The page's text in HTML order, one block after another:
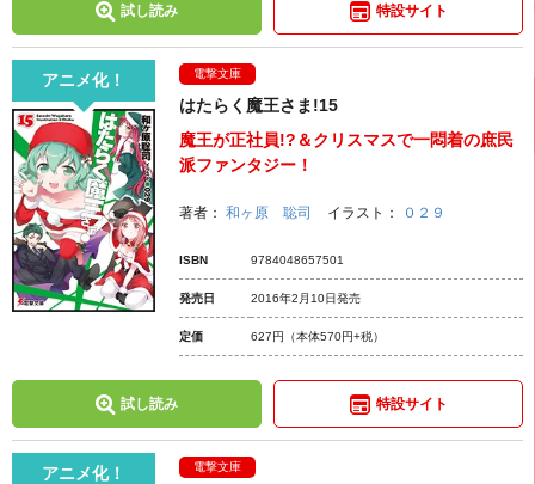
試し読み 特設サイト
アニメ化！ 電撃文庫
はたらく魔王さま!15
魔王が正社員!?＆クリスマスで一悶着の庶民
派ファンタジー！
著者： 和ヶ原 聡司 イラスト： ０２９
ISBN 9784048657501
発売日 2016年2月10日発売
定価 627円 （本体570円+税）
試し読み 特設サイト
アニメ化！ 電撃文庫